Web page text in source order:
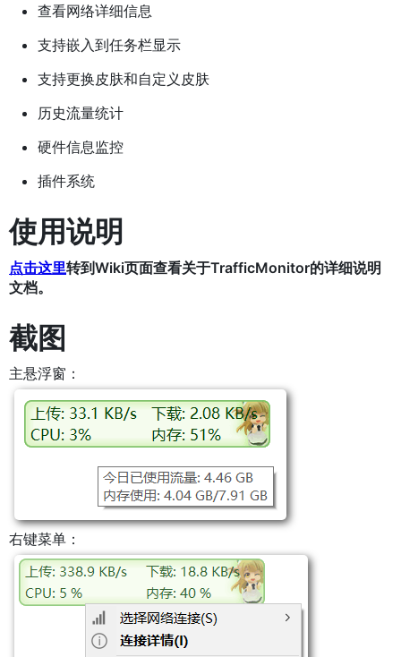
查看网络详细信息
支持嵌入到任务栏显示
支持更换皮肤和自定义皮肤
历史流量统计
硬件信息监控
插件系统
使用说明
点击这里转到Wiki页面查看关于TrafficMonitor的详细说明
文档。
截图
主悬浮窗：
右键菜单：